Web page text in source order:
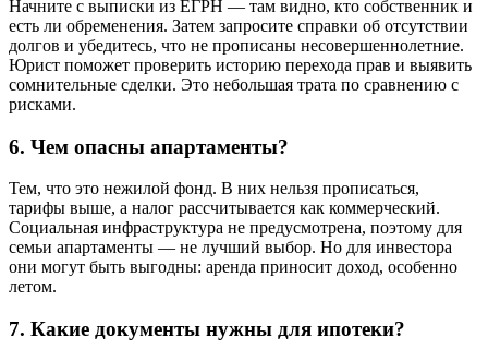
Начните с выписки из ЕГРН — там видно, кто собственник и
есть ли обременения. Затем запросите справки об отсутствии
долгов и убедитесь, что не прописаны несовершеннолетние.
Юрист поможет проверить историю перехода прав и выявить
сомнительные сделки. Это небольшая трата по сравнению с
рисками.
6. Чем опасны апартаменты?
Тем, что это нежилой фонд. В них нельзя прописаться,
тарифы выше, а налог рассчитывается как коммерческий.
Социальная инфраструктура не предусмотрена, поэтому для
семьи апартаменты — не лучший выбор. Но для инвестора
они могут быть выгодны: аренда приносит доход, особенно
летом.
7. Какие документы нужны для ипотеки?